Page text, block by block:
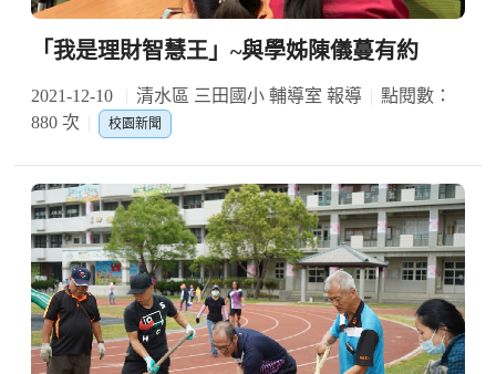
「我是理財智慧王」~與學姊陳儀蔓有約
2021-12-10 清水區 三田國小 輔導室 報導
點閱數：
880 次
校園新聞